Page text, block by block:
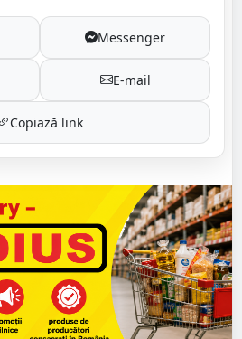
Messenger
E-mail
Copiază link